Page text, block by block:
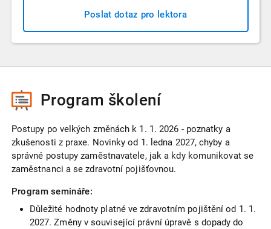
Poslat dotaz pro lektora
Program školení
Postupy po velkých změnách k 1. 1. 2026 - poznatky a
zkušenosti z praxe. Novinky od 1. ledna 2027, chyby a
správné postupy zaměstnavatele, jak a kdy komunikovat se
zaměstnanci a se zdravotní pojišťovnou.
Program semináře:
Důležité hodnoty platné ve zdravotním pojištění od 1. 1.
2027. Změny v související právní úpravě s dopady do